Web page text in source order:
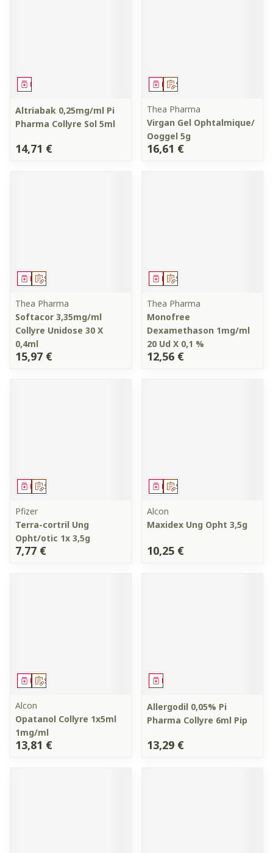
Médicament
Altriabak 0,25mg/ml Pi
Pharma Collyre Sol 5ml
14,71 €
Sur prescription
Médicament
Thea Pharma
Virgan Gel Ophtalmique/
Ooggel 5g
16,61 €
Sur prescription
Médicament
Thea Pharma
Softacor 3,35mg/ml
Collyre Unidose 30 X
0,4ml
15,97 €
Sur prescription
Médicament
Thea Pharma
Monofree
Dexamethason 1mg/ml
20 Ud X 0,1 %
12,56 €
Sur prescription
Médicament
Pfizer
Terra-cortril Ung
Opht/otic 1x 3,5g
7,77 €
Sur prescription
Médicament
Alcon
Maxidex Ung Opht 3,5g
10,25 €
Sur prescription
Médicament
Alcon
Opatanol Collyre 1x5ml
1mg/ml
13,81 €
Médicament
Allergodil 0,05% Pi
Pharma Collyre 6ml Pip
13,29 €